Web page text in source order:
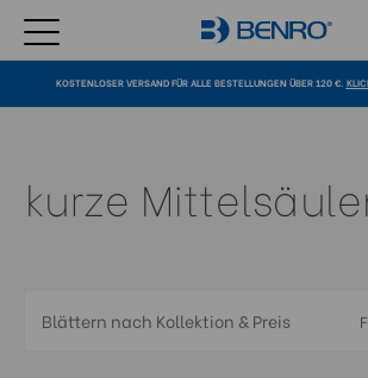
KOSTENLOSER VERSAND FÜR ALLE BESTELLUNGEN ÜBER 120 €.
kurze
Blättern nach Kollektion & Preis